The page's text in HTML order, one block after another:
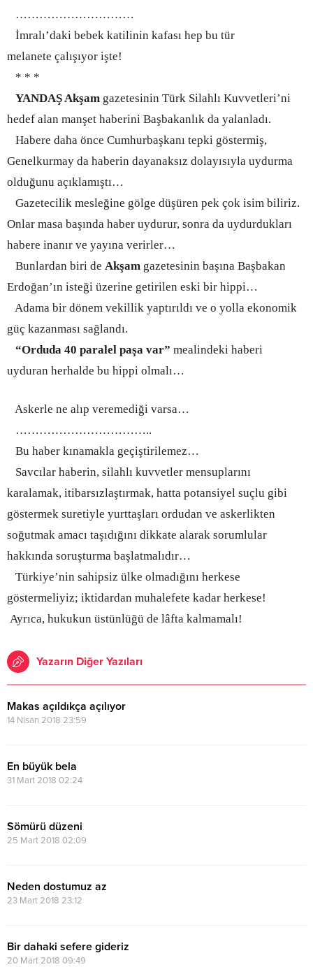
…………………………
İmralı’daki bebek katilinin kafası hep bu tür
melanete çalışıyor işte!
* * *
YANDAŞ Akşam gazetesinin Türk Silahlı Kuvvetleri’ni
hedef alan manşet haberini Başbakanlık da yalanladı.
Habere daha önce Cumhurbaşkanı tepki göstermiş,
Genelkurmay da haberin dayanaksız dolayısıyla uydurma
olduğunu açıklamıştı…
Gazetecilik mesleğine gölge düşüren pek çok isim biliriz.
Onlar masa başında haber uydurur, sonra da uydurdukları
habere inanır ve yayına verirler…
Bunlardan biri de Akşam gazetesinin başına Başbakan
Erdoğan’ın isteği üzerine getirilen eski bir hippi…
Adama bir dönem vekillik yaptırıldı ve o yolla ekonomik
güç kazanması sağlandı.
“Orduda 40 paralel paşa var” mealindeki haberi
uyduran herhalde bu hippi olmalı…
Askerle ne alıp veremediği varsa…
………………………… …..
Bu haber kınamakla geçiştirilemez…
Savcılar haberin, silahlı kuvvetler mensuplarını
karalamak, itibarsızlaştırmak, hatta potansiyel suçlu gibi
göstermek suretiyle yurttaşları ordudan ve askerlikten
soğutmak amacı taşıdığını dikkate alarak sorumlular
hakkında soruşturma başlatmalıdır…
Türkiye’nin sahipsiz ülke olmadığını herkese
göstermeliyiz; iktidardan muhalefete kadar herkese!
Ayrıca, hukukun üstünlüğü de lâfta kalmamalı!
Yazarın Diğer Yazıları
Makas açıldıkça açılıyor
14 Nisan 2018 23:59
En büyük bela
31 Mart 2018 02:24
Sömürü düzeni
25 Mart 2018 02:09
Neden dostumuz az
23 Mart 2018 23:12
Bir dahaki sefere gideriz
20 Mart 2018 09:49